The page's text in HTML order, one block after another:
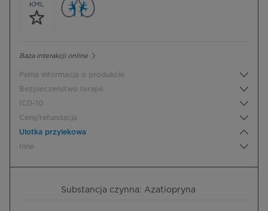
KML
Baza interakcji online
Pełna informacja o produkcie
Bezpieczeństwo terapii
ICD-10
Ceny/refundacja
Ulotka przylekowa
Inne
Substancja czynna: Azatiopryna